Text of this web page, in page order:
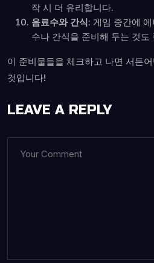
작 시 더 유리합니다.
음료수와 간식: 게임 중간에
수나 간식을 준비해 두는 것도
이 준비물들을 체크하고 나면 서든
것입니다!
LEAVE A REPLY